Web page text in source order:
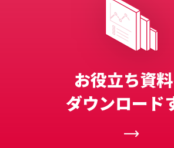
お役立ち資
ダウンロード